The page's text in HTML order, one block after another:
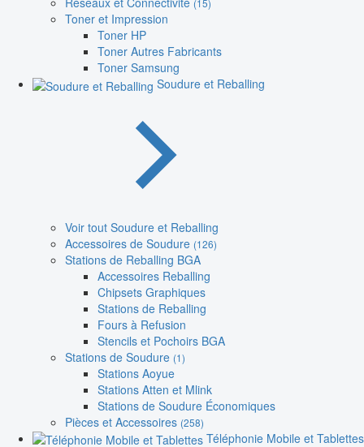
(15)
Toner et Impression
Toner HP
Toner Autres Fabricants
Toner Samsung
Soudure et Reballing
Voir tout Soudure et Reballing
Accessoires de Soudure (126)
Stations de Reballing BGA
Accessoires Reballing
Chipsets Graphiques
Stations de Reballing
Fours à Refusion
Stencils et Pochoirs BGA
Stations de Soudure (1)
Stations Aoyue
Stations Atten et Mlink
Stations de Soudure Économiques
Pièces et Accessoires (258)
Téléphonie Mobile et Tablettes